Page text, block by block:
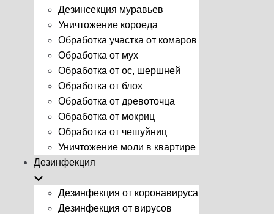
Дезинсекция муравьев
Уничтожение короеда
Обработка участка от комаров
Обработка от мух
Обработка от ос, шершней
Обработка от блох
Обработка от древоточца
Обработка от мокриц
Обработка от чешуйниц
Уничтожение моли в квартире
Дезинфекция
Дезинфекция от коронавируса
Дезинфекция от вирусов